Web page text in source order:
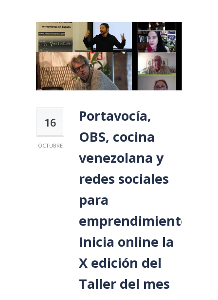
16
OCTUBRE
Portavocía,
OBS, cocina
venezolana y
redes sociales
para
emprendimientos:
Inicia online la
X edición del
Taller del mes